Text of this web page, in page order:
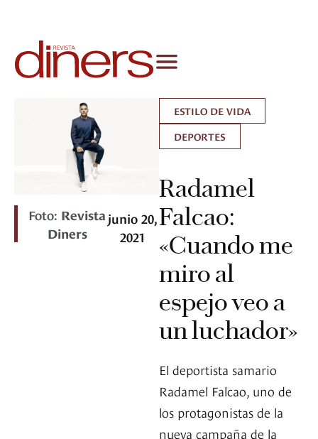
Foto: Revista
Diners
junio 20,
2021
ESTILO DE VIDA
DEPORTES
Radamel
Falcao:
«Cuando me
miro al
espejo veo a
un luchador»
El deportista samario
Radamel Falcao, uno de
los protagonistas de la
nueva campaña de la